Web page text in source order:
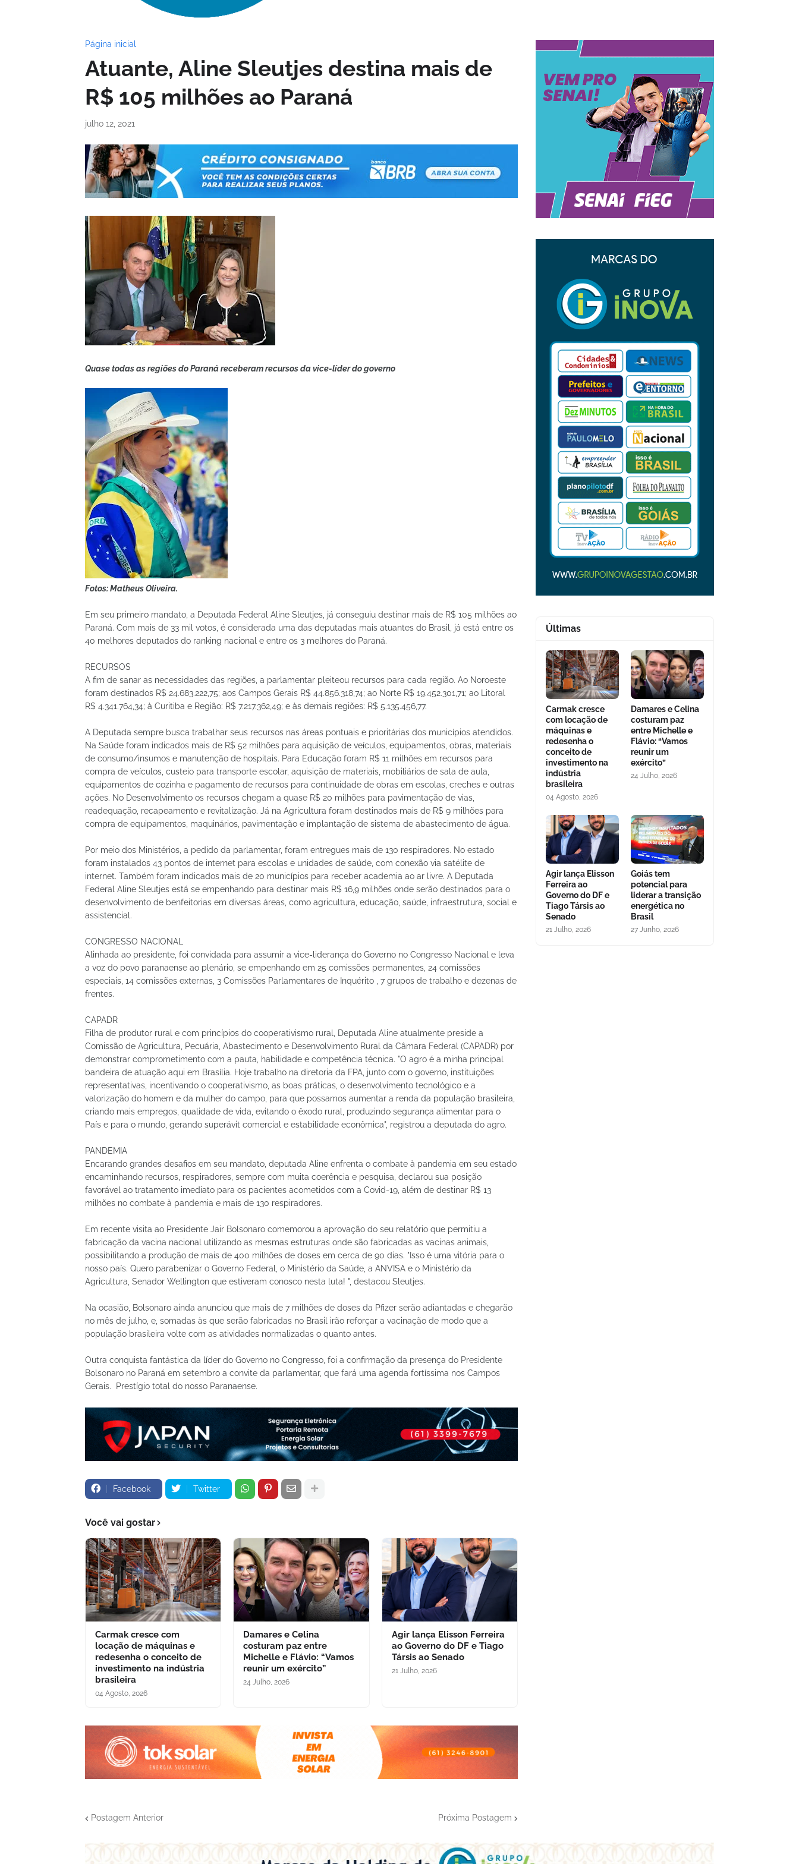
Página inicial
Atuante, Aline Sleutjes destina mais de
R$ 105 milhões ao Paraná
julho 12, 2021
Quase todas as regiões do Paraná receberam recursos da vice-líder do governo
Fotos: Matheus Oliveira.
Em seu primeiro mandato, a Deputada Federal Aline Sleutjes, já conseguiu destinar mais de R$ 105 milhões ao
Paraná. Com mais de 33 mil votos, é considerada uma das deputadas mais atuantes do Brasil, já está entre os
40 melhores deputados do ranking nacional e entre os 3 melhores do Paraná.
RECURSOS
A fim de sanar as necessidades das regiões, a parlamentar pleiteou recursos para cada região. Ao Noroeste
foram destinados R$ 24.683.222,75; aos Campos Gerais R$ 44.856.318,74; ao Norte R$ 19.452.301,71; ao Litoral
R$ 4.341.764,34; à Curitiba e Região: R$ 7.217.362,49; e às demais regiões: R$ 5.135.456,77.
A Deputada sempre busca trabalhar seus recursos nas áreas pontuais e prioritárias dos municípios atendidos.
Na Saúde foram indicados mais de R$ 52 milhões para aquisição de veículos, equipamentos, obras, materiais
de consumo/insumos e manutenção de hospitais. Para Educação foram R$ 11 milhões em recursos para
compra de veículos, custeio para transporte escolar, aquisição de materiais, mobiliários de sala de aula,
equipamentos de cozinha e pagamento de recursos para continuidade de obras em escolas, creches e outras
ações. No Desenvolvimento os recursos chegam a quase R$ 20 milhões para pavimentação de vias,
readequação, recapeamento e revitalização. Já na Agricultura foram destinados mais de R$ 9 milhões para
compra de equipamentos, maquinários, pavimentação e implantação de sistema de abastecimento de água.
Por meio dos Ministérios, a pedido da parlamentar, foram entregues mais de 130 respiradores. No estado
foram instalados 43 pontos de internet para escolas e unidades de saúde, com conexão via satélite de
internet. Também foram indicados mais de 20 municípios para receber academia ao ar livre. A Deputada
Federal Aline Sleutjes está se empenhando para destinar mais R$ 16,9 milhões onde serão destinados para o
desenvolvimento de benfeitorias em diversas áreas, como agricultura, educação, saúde, infraestrutura, social e
assistencial.
CONGRESSO NACIONAL
Alinhada ao presidente, foi convidada para assumir a vice-liderança do Governo no Congresso Nacional e leva
a voz do povo paranaense ao plenário, se empenhando em 25 comissões permanentes, 24 comissões
especiais, 14 comissões externas, 3 Comissões Parlamentares de Inquérito , 7 grupos de trabalho e dezenas de
frentes.
CAPADR
Filha de produtor rural e com princípios do cooperativismo rural, Deputada Aline atualmente preside a
Comissão de Agricultura, Pecuária, Abastecimento e Desenvolvimento Rural da Câmara Federal (CAPADR) por
demonstrar comprometimento com a pauta, habilidade e competência técnica. "O agro é a minha principal
bandeira de atuação aqui em Brasília. Hoje trabalho na diretoria da FPA, junto com o governo, instituições
representativas, incentivando o cooperativismo, as boas práticas, o desenvolvimento tecnológico e a
valorização do homem e da mulher do campo, para que possamos aumentar a renda da população brasileira,
criando mais empregos, qualidade de vida, evitando o êxodo rural, produzindo segurança alimentar para o
País e para o mundo, gerando superávit comercial e estabilidade econômica", registrou a deputada do agro.
PANDEMIA
Encarando grandes desafios em seu mandato, deputada Aline enfrenta o combate à pandemia em seu estado
encaminhando recursos, respiradores, sempre com muita coerência e pesquisa, declarou sua posição
favorável ao tratamento imediato para os pacientes acometidos com a Covid-19, além de destinar R$ 13
milhões no combate à pandemia e mais de 130 respiradores.
Em recente visita ao Presidente Jair Bolsonaro comemorou a aprovação do seu relatório que permitiu a
fabricação da vacina nacional utilizando as mesmas estruturas onde são fabricadas as vacinas animais,
possibilitando a produção de mais de 400 milhões de doses em cerca de 90 dias. "Isso é uma vitória para o
nosso país. Quero parabenizar o Governo Federal, o Ministério da Saúde, a ANVISA e o Ministério da
Agricultura, Senador Wellington que estiveram conosco nesta luta! ", destacou Sleutjes.
Na ocasião, Bolsonaro ainda anunciou que mais de 7 milhões de doses da Pfizer serão adiantadas e chegarão
no mês de julho, e, somadas às que serão fabricadas no Brasil irão reforçar a vacinação de modo que a
população brasileira volte com as atividades normalizadas o quanto antes.
Outra conquista fantástica da líder do Governo no Congresso, foi a confirmação da presença do Presidente
Bolsonaro no Paraná em setembro a convite da parlamentar, que fará uma agenda fortíssima nos Campos
Gerais. Prestígio total do nosso Paranaense.
Facebook Twitter
Você vai gostar
Carmak cresce com
locação de máquinas e
redesenha o conceito de
investimento na indústria
brasileira
04 Agosto, 2026
Damares e Celina
costuram paz entre
Michelle e Flávio: “Vamos
reunir um exército”
24 Julho, 2026
Agir lança Elisson Ferreira
ao Governo do DF e Tiago
Társis ao Senado
21 Julho, 2026
Postagem Anterior Próxima Postagem
Últimas
Carmak cresce
com locação de
máquinas e
redesenha o
conceito de
investimento na
indústria
brasileira
04 Agosto, 2026
Damares e Celina
costuram paz
entre Michelle e
Flávio: “Vamos
reunir um
exército”
24 Julho, 2026
Agir lança Elisson
Ferreira ao
Governo do DF e
Tiago Társis ao
Senado
21 Julho, 2026
Goiás tem
potencial para
liderar a transição
energética no
Brasil
27 Junho, 2026